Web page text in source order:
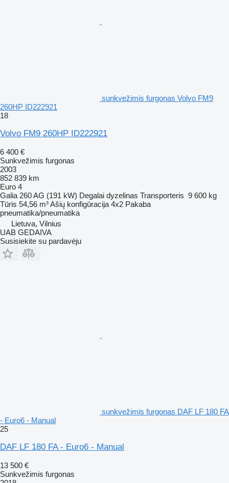
sunkvežimis furgonas Volvo FM9
260HP ID222921
18
Volvo FM9 260HP ID222921
6 400 €
Sunkvežimis furgonas
2003
852 839 km
Euro 4
Galia 260 AG (191 kW) Degalai dyzelinas Transporteris 9 600 kg
Tūris 54,56 m³Ašių konfigūracija 4x2 Pakaba
pneumatika/pneumatika
Lietuva, Vilnius
UAB GEDAIVA
Susisiekite su pardavėju
sunkvežimis furgonas DAF LF 180 FA
- Euro6 - Manual
25
DAF LF 180 FA - Euro6 - Manual
13 500 €
Sunkvežimis furgonas